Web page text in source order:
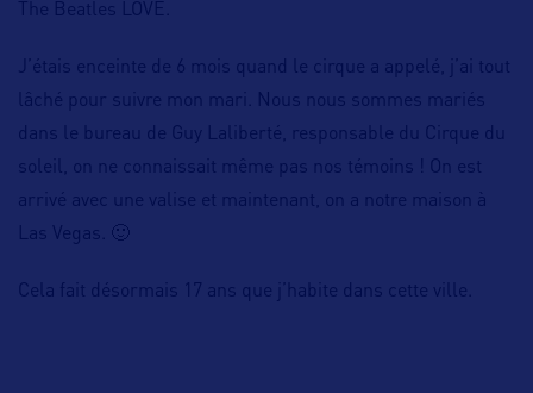
The Beatles LOVE.
J’étais enceinte de 6 mois quand le cirque a appelé, j’ai tout
lâché pour suivre mon mari. Nous nous sommes mariés
dans le bureau de Guy Laliberté, responsable du Cirque du
soleil, on ne connaissait même pas nos témoins ! On est
arrivé avec une valise et maintenant, on a notre maison à
Las Vegas. 🙂
Cela fait désormais 17 ans que j’habite dans cette ville.